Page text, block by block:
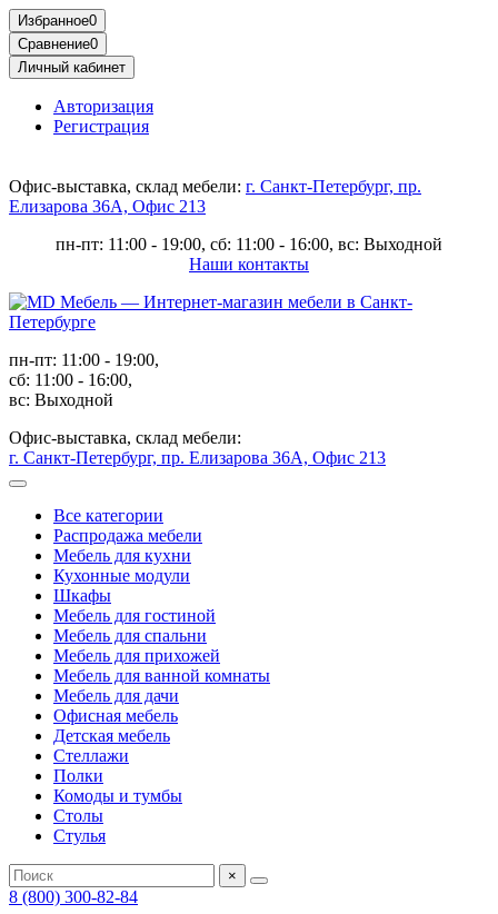
Избранное0
Сравнение0
Личный кабинет
Авторизация
Регистрация
Офис-выставка, склад мебели: г. Санкт-Петербург, пр.
Елизарова 36А, Офис 213
пн-пт: 11:00 - 19:00, сб: 11:00 - 16:00, вс: Выходной
Наши контакты
пн-пт: 11:00 - 19:00,
сб: 11:00 - 16:00,
вс: Выходной
Офис-выставка, склад мебели:
г. Санкт-Петербург, пр. Елизарова 36А, Офис 213
Все категории
Распродажа мебели
Мебель для кухни
Кухонные модули
Шкафы
Мебель для гостиной
Мебель для спальни
Мебель для прихожей
Мебель для ванной комнаты
Мебель для дачи
Офисная мебель
Детская мебель
Стеллажи
Полки
Комоды и тумбы
Столы
Стулья
×
8 (800) 300-82-84